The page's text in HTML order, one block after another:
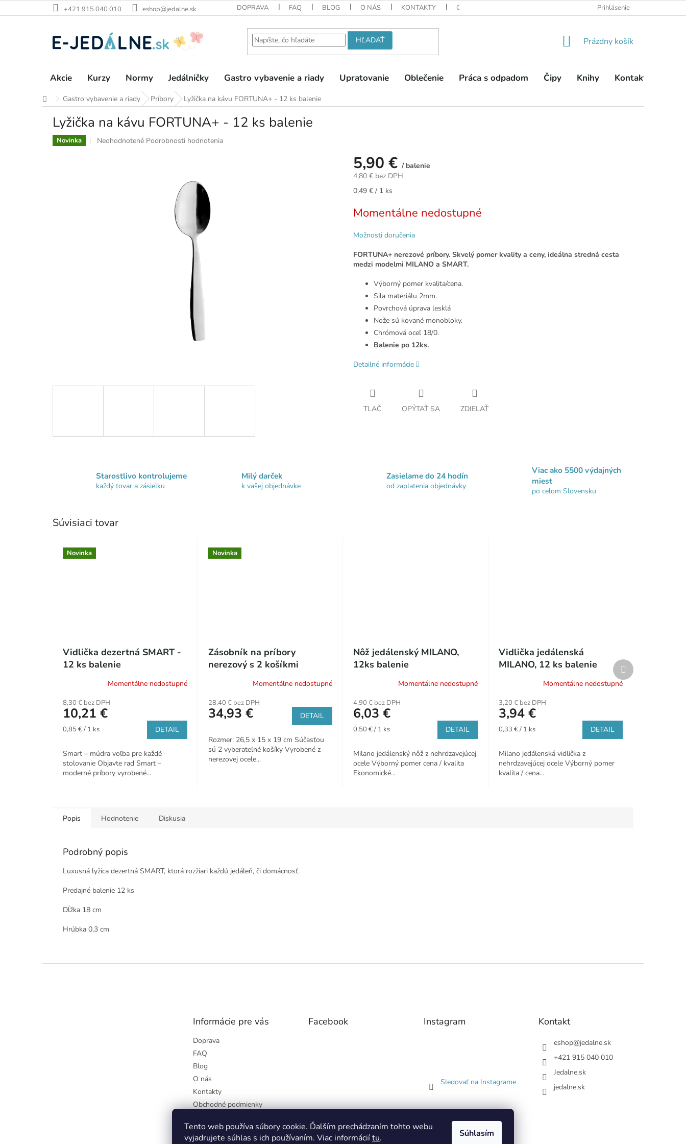
Tento web používa súbory cookie. Ďalším prechádzaním tohto webu
vyjadrujete súhlas s ich používaním. Viac informáciítu. Súhlasím
na
+421 915 040 010 eshop@jedalne.sk DOPRAVA FAQ BLOG O NÁS KONTAKTY OBCHODNÉ PODMIENKY PODMIENKY OCHRANY OSOBNÝCH
Prihlásenie
HĽADAŤ
NÁKUPNÝ
Prázdny košík
Akcie Kurzy Normy Jedálničky Gastro vybavenie a riady Upratovanie Oblečenie Práca s odpadom Čipy Knihy Kontakty
DomovGastro vybavenie a riady Príbory Lyžička na kávu FORTUNA+ - 12 ks balenie
Lyžička na kávu FORTUNA+ - 12 ks balenie
Novinka
Priemerné
Neohodnotené Podrobnosti hodnotenia
5,90 € / balenie
4,80 € bez DPH
Jednotková
0,49 € / 1 ks
Momentálne nedostupné
Možnosti doručenia
FORTUNA+ nerezové príbory. Skvelý pomer kvality a ceny, ideálna stredná cesta
medzi modelmi MILANO a SMART.
Výborný pomer kvalita/cena.
Sila materiálu 2mm.
Povrchová úprava lesklá
Nože sú kované monobloky.
Chrómová oceľ 18/0.
Balenie po 12ks.
Detailné informácie
TLAČ OPÝTAŤ SA ZDIEĽAŤ
Starostlivo kontrolujeme
každý tovar a zásielku
Milý darček
k vašej objednávke
Zasielame do 24 hodín
od zaplatenia objednávky
Viac ako 5500 výdajných
miest
po celom Slovensku
Súvisiaci tovar
Novinka
Vidlička dezertná SMART -
12 ks balenie
Momentálne nedostupné
8,30 € bez DPH
10,21 €
Jednotková
0,85 € / 1 ks DETAIL
Smart – múdra voľba pre každé
stolovanie Objavte rad Smart –
moderné príbory vyrobené...
Novinka
Zásobník na príbory
nerezový s 2 košíkmi
Momentálne nedostupné
28,40 € bez DPH
34,93 € DETAIL
Rozmer: 26,5 x 15 x 19 cm Súčasťou
sú 2 vyberateľné košíky Vyrobené z
nerezovej ocele...
Nôž jedálenský MILANO,
12ks balenie
Momentálne nedostupné
4,90 € bez DPH
6,03 €
Jednotková
0,50 € / 1 ks DETAIL
Milano jedálenský nôž z nehrdzavejúcej
ocele Výborný pomer cena / kvalita
Ekonomické...
Vidlička jedálenská
MILANO, 12 ks balenie
Momentálne nedostupné
3,20 € bez DPH
3,94 €
Jednotková
0,33 € / 1 ks DETAIL
Milano jedálenská vidlička z
nehrdzavejúcej ocele Výborný pomer
kvalita / cena...
Ďalší
produkt
Popis Hodnotenie Diskusia
Podrobný popis
Luxusná lyžica dezertná SMART, ktorá rozžiari každú jedáleň, či domácnosť.
Predajné balenie 12 ks
Dĺžka 18 cm
Hrúbka 0,3 cm
Informácie pre vás
Doprava
FAQ
Blog
O nás
Kontakty
Obchodné podmienky
osobných údajov
Facebook Instagram
Sledovať na Instagrame
Kontakt
eshop@jedalne.sk
+421 915 040 010
Jedalne.sk
jedalne.sk